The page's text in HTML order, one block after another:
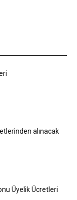
alınacak
Üyelik Ücretleri